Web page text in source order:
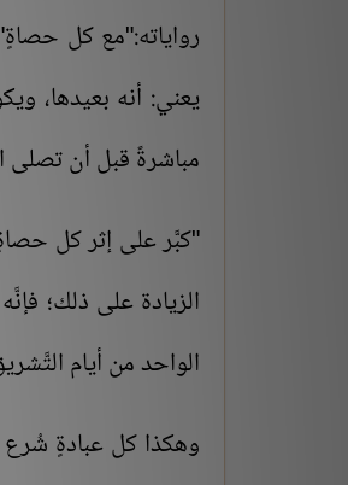
رواياته:"مع كل
يعني: أنه بعيدها،
مباشرةً قبل أن تصلى
"كبَّر على إثر كل
الزيادة على ذلك؛
الواحد من أيام
وهكذا كل عبادةٍ شُرع